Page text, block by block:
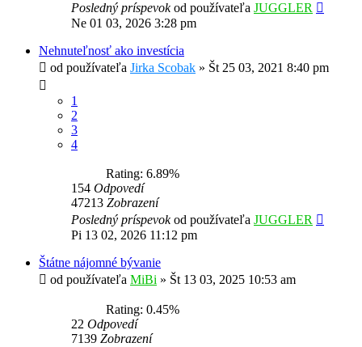
Posledný príspevokod používateľa JUGGLER
Ne 01 03, 2026 3:28 pm
Nehnuteľnosť ako investícia
od používateľa Jirka Scobak » Št 25 03, 2021 8:40 pm
1
2
3
4
Rating: 6.89%
154 Odpovedí
47213 Zobrazení
Posledný príspevokod používateľa JUGGLER
Pi 13 02, 2026 11:12 pm
Štátne nájomné bývanie
od používateľa MiBi » Št 13 03, 2025 10:53 am
Rating: 0.45%
22 Odpovedí
7139 Zobrazení